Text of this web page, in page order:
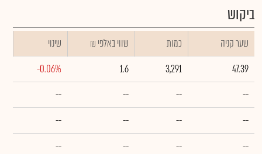
ביקוש
שער קניה כמות ₪ שווי באלפי
שינוי
47.39
3,291
1.6
-0.06%
--
--
--
--
--
--
--
--
--
--
--
--